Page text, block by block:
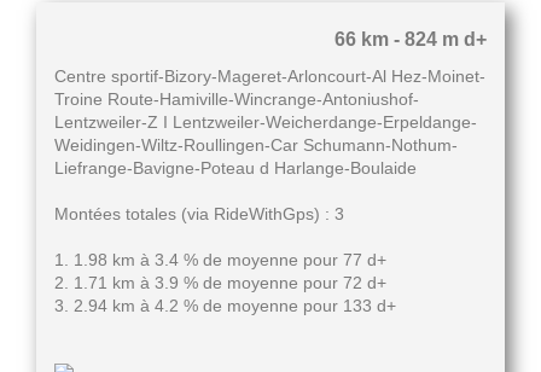
66 km - 824 m d+
Centre sportif-Bizory-Mageret-Arloncourt-Al Hez-Moinet-
Troine Route-Hamiville-Wincrange-Antoniushof-
Lentzweiler-Z I Lentzweiler-Weicherdange-Erpeldange-
Weidingen-Wiltz-Roullingen-Car Schumann-Nothum-
Liefrange-Bavigne-Poteau d Harlange-Boulaide
Montées totales (via RideWithGps) : 3
1. 1.98 km à 3.4 % de moyenne pour 77 d+
2. 1.71 km à 3.9 % de moyenne pour 72 d+
3. 2.94 km à 4.2 % de moyenne pour 133 d+